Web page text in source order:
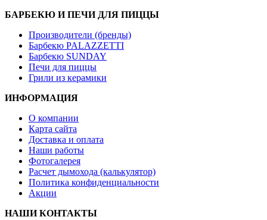
БАРБЕКЮ И ПЕЧИ ДЛЯ ПИЦЦЫ
Производители (бренды)
Барбекю PALAZZETTI
Барбекю SUNDAY
Печи для пиццы
Грили из керамики
ИНФОРМАЦИЯ
О компании
Карта сайта
Доставка и оплата
Наши работы
Фотогалерея
Расчет дымохода (калькулятор)
Политика конфиденциальности
Акции
НАШИ КОНТАКТЫ